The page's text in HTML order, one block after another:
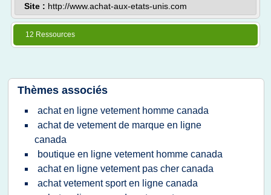
Site : http://www.achat-aux-etats-unis.com
12 Ressources
Thèmes associés
achat en ligne vetement homme canada
achat de vetement de marque en ligne
canada
boutique en ligne vetement homme canada
achat en ligne vetement pas cher canada
achat vetement sport en ligne canada